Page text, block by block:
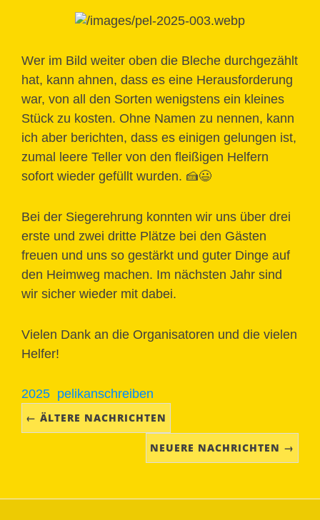
Wer im Bild weiter oben die Bleche durchgezählt
hat, kann ahnen, dass es eine Herausforderung
war, von all den Sorten wenigstens ein kleines
Stück zu kosten. Ohne Namen zu nennen, kann
ich aber berichten, dass es einigen gelungen ist,
zumal leere Teller von den fleißigen Helfern
sofort wieder gefüllt wurden. 🍰😃
Bei der Siegerehrung konnten wir uns über drei
erste und zwei dritte Plätze bei den Gästen
freuen und uns so gestärkt und guter Dinge auf
den Heimweg machen. Im nächsten Jahr sind
wir sicher wieder mit dabei.
Vielen Dank an die Organisatoren und die vielen
Helfer!
2025 pelikanschreiben
← ÄLTERE NACHRICHTEN
NEUERE NACHRICHTEN →